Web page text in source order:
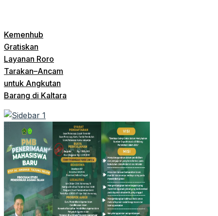
Kemenhub
Gratiskan
Layanan Roro
Tarakan–Ancam
untuk Angkutan
Barang di Kaltara